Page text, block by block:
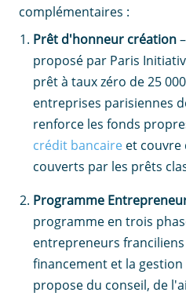
complémentaires :
Prêt d'honneur création
proposé par Paris
prêt à taux zéro de 25
entreprises parisiennes
renforce les fonds
crédit bancaire et couvre
couverts par les prêts
Programme
programme en trois
entrepreneurs
financement et la
propose du conseil, de